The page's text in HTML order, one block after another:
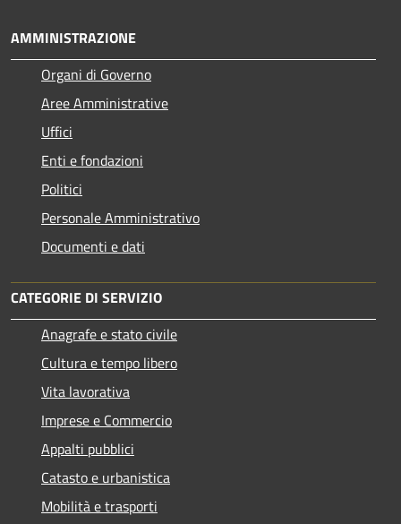
AMMINISTRAZIONE
Organi di Governo
Aree Amministrative
Uffici
Enti e fondazioni
Politici
Personale Amministrativo
Documenti e dati
CATEGORIE DI SERVIZIO
Anagrafe e stato civile
Cultura e tempo libero
Vita lavorativa
Imprese e Commercio
Appalti pubblici
Catasto e urbanistica
Mobilità e trasporti